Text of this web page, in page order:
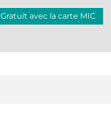
Gratuit avec la carte MIC